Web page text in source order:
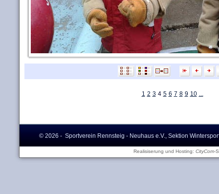
1 2 3 4 5 6 7 8 9 10 ...
© 2026 - Sportverein Rennsteig - Neuhaus e.V., Sektion
Realisiserung und Hosting: CityCom-